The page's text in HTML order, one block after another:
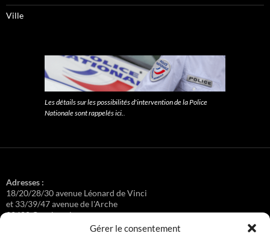
Gérer le consentement
Ville
Les détails sur les possibilités d'intervention de la Police
Nationale sont rappelés ici..
Adresses :
18/20/28/30 avenue Léonard de Vinci
et 33/39/47 avenue de l'Arche
92400 Courbevoie